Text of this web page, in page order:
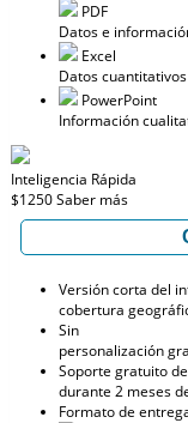
PDF
Datos e
Excel
Datos cuantitativos
PowerPoint
Información
Inteligencia Rápida
$1250Saber más
Versión corta del
cobertura
Sin
personalización
Soporte gratuito
durante 2 meses
Formato de